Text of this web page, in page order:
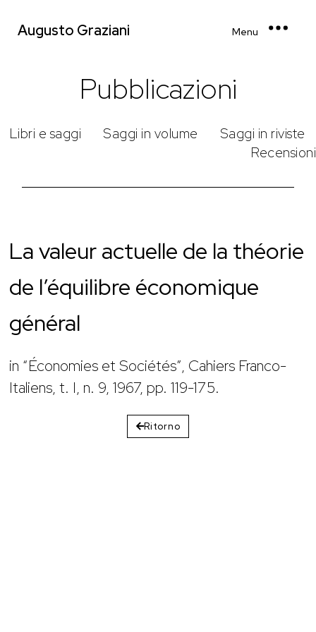
Augusto Graziani Menu
Pubblicazioni
Libri e saggi Saggi in volume
Saggi in riviste
Recensioni
La valeur actuelle de la théorie
de l’équilibre économique
général
in “Économies et Sociétés”, Cahiers Franco-
Italiens, t. I, n. 9, 1967, pp. 119-175.
Ritorno